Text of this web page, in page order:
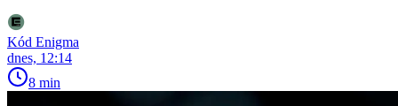
Kód Enigma
dnes, 12:14
8 min